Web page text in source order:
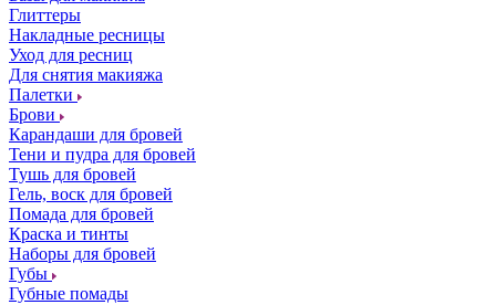
Глиттеры
Накладные ресницы
Уход для ресниц
Для снятия макияжа
Палетки
Брови
Карандаши для бровей
Тени и пудра для бровей
Тушь для бровей
Гель, воск для бровей
Помада для бровей
Краска и тинты
Наборы для бровей
Губы
Губные помады